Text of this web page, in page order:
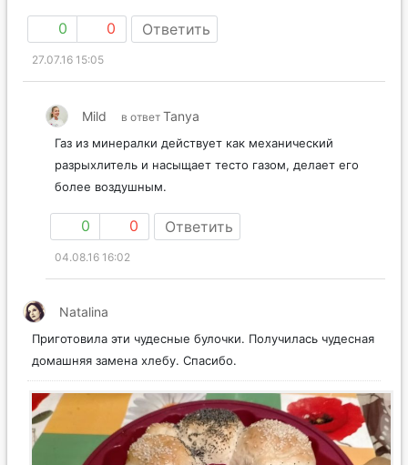
0 0 Ответить
27.07.16 15:05
Mild в ответ Tanya
Газ из минералки действует как механический
разрыхлитель и насыщает тесто газом, делает его
более воздушным.
0 0 Ответить
04.08.16 16:02
Natalina
Приготовила эти чудесные булочки. Получилась чудесная
домашняя замена хлебу. Спасибо.